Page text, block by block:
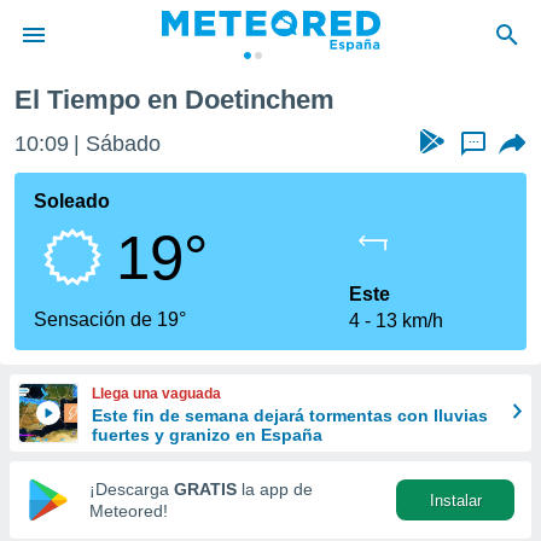
de
por
que se
calidad.
a este
las
y
forma
digital
basada
El Tiempo en Doetinchem
10:09 Sábado ...
Soleado
19°
Sensación de 19°
Este
4
13 km/h
Llega una vaguada
Este fin de semana dejará tormentas con lluvias
fuertes y granizo en España
¡Descarga GRATIS la app de
Meteored!
Instalar